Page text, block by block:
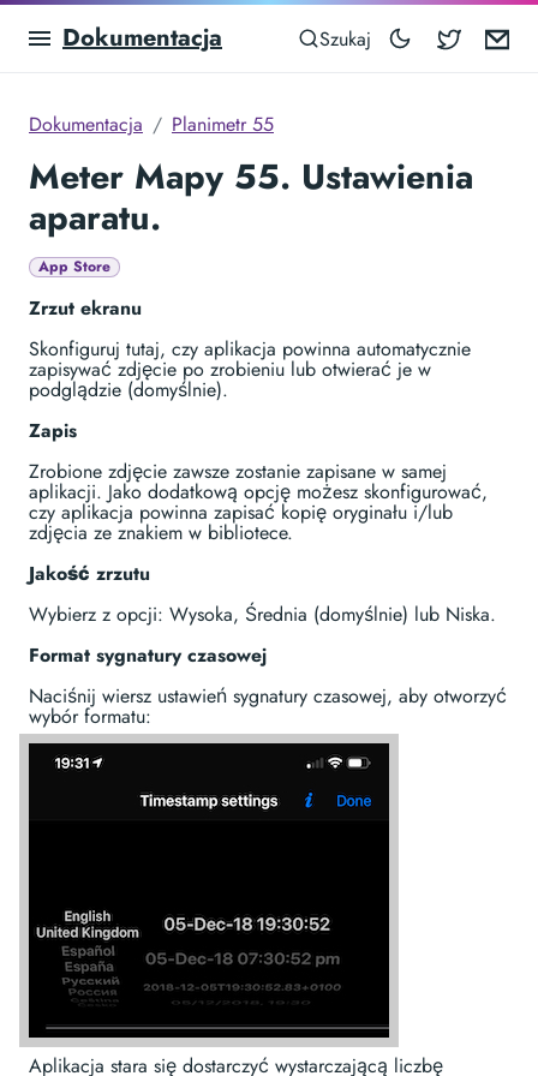
Dokumentacja Szukaj
Dokumentacja Planimetr 55
Meter Mapy 55. Ustawienia
aparatu.
App Store
Zrzut ekranu
Skonfiguruj tutaj, czy aplikacja powinna automatycznie
zapisywać zdjęcie po zrobieniu lub otwierać je w
podglądzie (domyślnie).
Zapis
Zrobione zdjęcie zawsze zostanie zapisane w samej
aplikacji. Jako dodatkową opcję możesz skonfigurować,
czy aplikacja powinna zapisać kopię oryginału i/lub
zdjęcia ze znakiem w bibliotece.
Jakość zrzutu
Wybierz z opcji: Wysoka, Średnia (domyślnie) lub Niska.
Format sygnatury czasowej
Naciśnij wiersz ustawień sygnatury czasowej, aby otworzyć
wybór formatu:
Aplikacja stara się dostarczyć wystarczającą liczbę